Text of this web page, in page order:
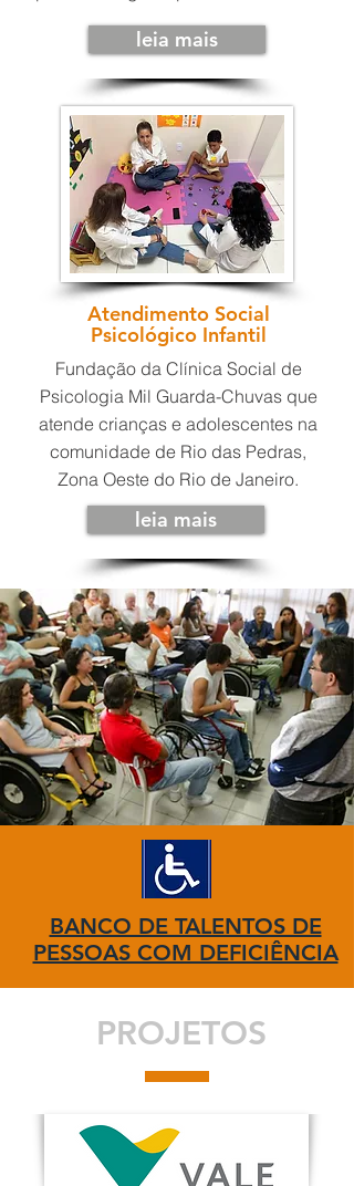
leia mais
Atendimento Social
Psicológico Infantil
Fundação da Clínica Social de
Psicologia Mil Guarda-Chuvas que
atende crianças e adolescentes na
comunidade de Rio das Pedras,
Zona Oeste do Rio de Janeiro.
leia mais
BANCO DE TALENTOS DE
PESSOAS COM DEFICIÊNCIA
PROJETOS